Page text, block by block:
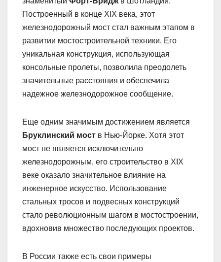
Построенный в конце XIX века, этот
железнодорожный мост стал важным этапом в
развитии мостостроительной техники. Его
уникальная конструкция, использующая
консольные пролеты, позволила преодолеть
значительные расстояния и обеспечила
надежное железнодорожное сообщение.
Еще одним значимым достижением является
Бруклинский мост в Нью-Йорке. Хотя этот
мост не является исключительно
железнодорожным, его строительство в XIX
веке оказало значительное влияние на
инженерное искусство. Использование
стальных тросов и подвесных конструкций
стало революционным шагом в мостостроении,
вдохновив множество последующих проектов.
В России также есть свои примеры